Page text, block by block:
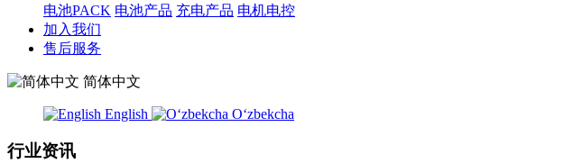
电池PACK 电池产品 充电产品 电机电控
加入我们
售后服务
简体中文
English Oʻzbekcha
行业资讯